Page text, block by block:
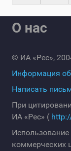
О нас
© ИА «Рес»,
Информация об
Написать
При
ИА «Рес» (
коммерческих